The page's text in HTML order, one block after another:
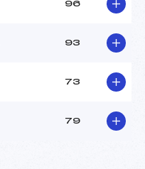
96
93
73
79